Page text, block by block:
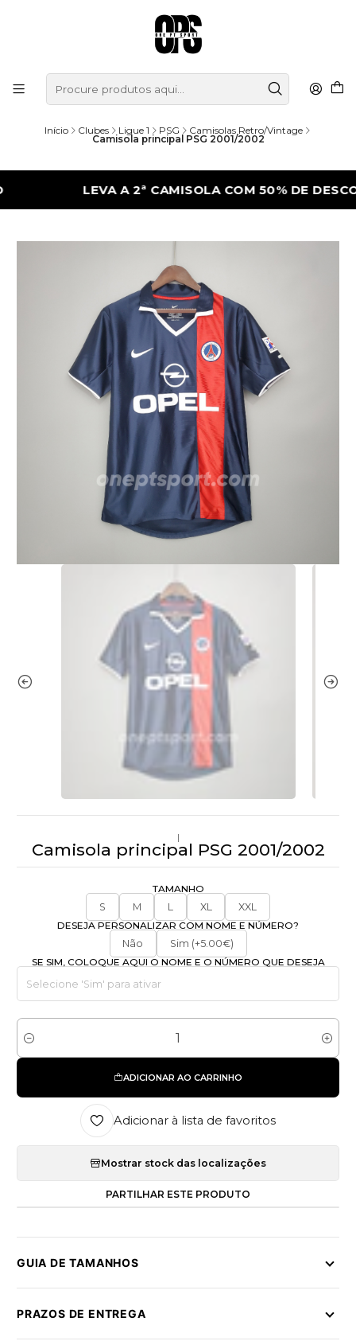
Início Clubes Ligue 1 PSG Camisolas Retro/Vintage
Camisola principal PSG 2001/2002
LEVA A 2ª CAMISOLA COM 50% DE DESCONTO
|
Camisola principal PSG 2001/2002
TAMANHO
S
M L XL
XXL
DESEJA PERSONALIZAR COM NOME E NÚMERO?
Não
Sim (+5.00€)
SE SIM, COLOQUE AQUI O NOME E O NÚMERO QUE DESEJA
Quantidade
ADICIONAR AO CARRINHO
Adicionar à lista de favoritos
Mostrar stock das localizações
PARTILHAR ESTE PRODUTO
GUIA DE TAMANHOS
PRAZOS DE ENTREGA